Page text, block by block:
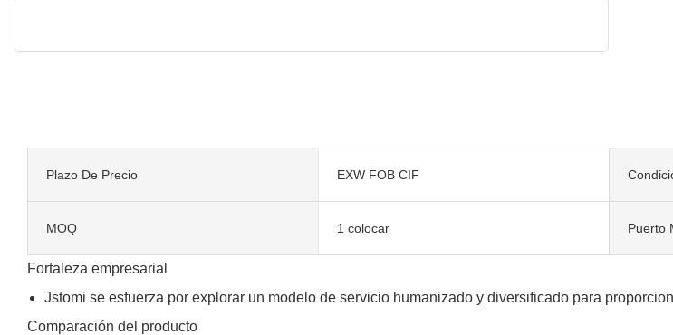
Plazo De Precio EXW FOB CIF
MOQ 1 colocar Puerto
Fortaleza empresarial
Jstomi se esfuerza por explorar un modelo de servicio humanizado y diversificado para
Comparación del producto